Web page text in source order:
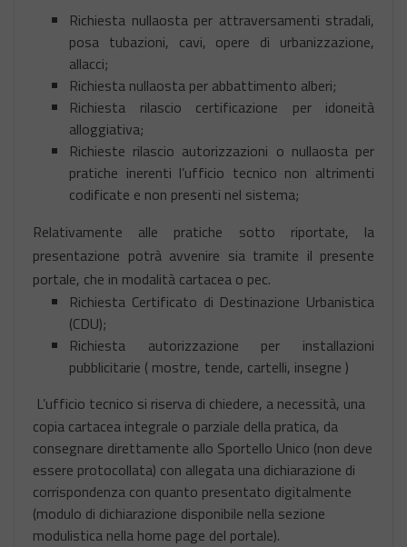
Richiesta nullaosta per attraversamenti stradali,
posa tubazioni, cavi, opere di urbanizzazione,
allacci;
Richiesta nullaosta per abbattimento alberi;
Richiesta rilascio certificazione per idoneità
alloggiativa;
Richieste rilascio autorizzazioni o nullaosta per
pratiche inerenti l’ufficio tecnico non altrimenti
codificate e non presenti nel sistema;
Relativamente alle pratiche sotto riportate, la
presentazione potrà avvenire sia tramite il presente
portale, che in modalità cartacea o pec.
Richiesta Certificato di Destinazione Urbanistica
(CDU);
Richiesta autorizzazione per installazioni
pubblicitarie ( mostre, tende, cartelli, insegne )
L’ufficio tecnico si riserva di chiedere, a necessità, una
copia cartacea integrale o parziale della pratica, da
consegnare direttamente allo Sportello Unico (non deve
essere protocollata) con allegata una dichiarazione di
corrispondenza con quanto presentato digitalmente
(modulo di dichiarazione disponibile nella sezione
modulistica nella home page del portale).